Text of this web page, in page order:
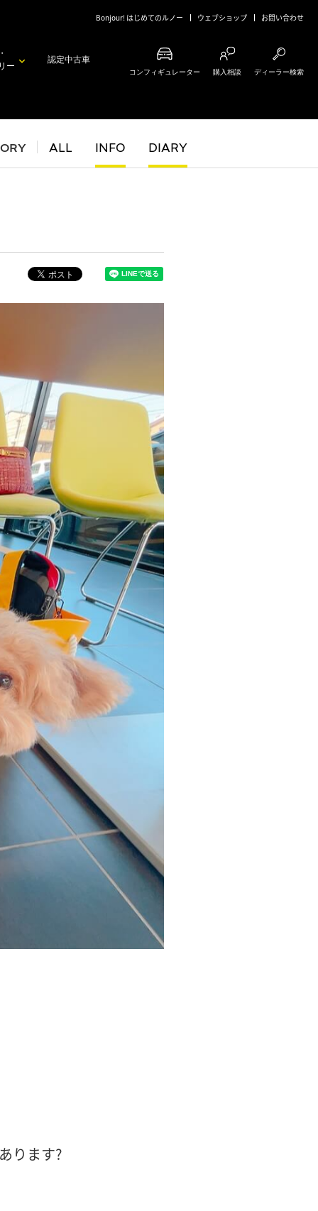
Bonjour! はじめてのルノー ウェブショップ お問い合わせ
ー
認定中古車
コンフィギュレーター 購入相談 ディーラー検索
ALL INFO DIARY
ります?